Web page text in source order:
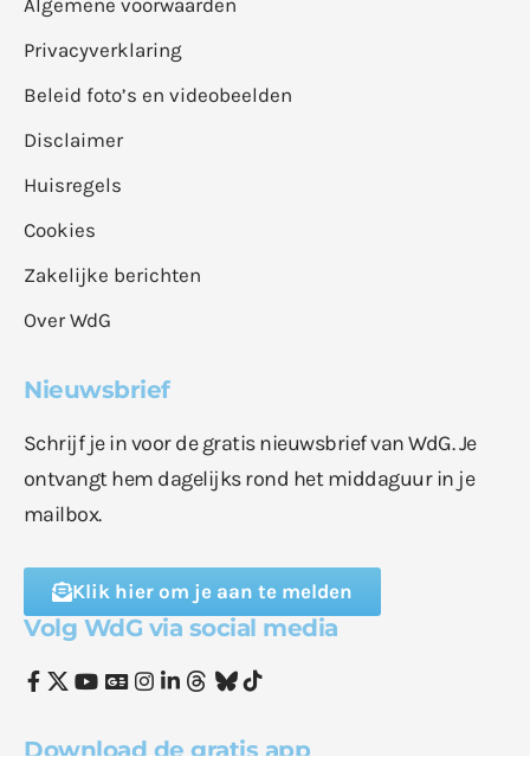
Algemene voorwaarden
Privacyverklaring
Beleid foto’s en videobeelden
Disclaimer
Huisregels
Cookies
Zakelijke berichten
Over WdG
Nieuwsbrief
Schrijf je in voor de gratis nieuwsbrief van WdG. Je
ontvangt hem dagelijks rond het middaguur in je
mailbox.
Klik hier om je aan te melden
Volg WdG via social media
Download de gratis app